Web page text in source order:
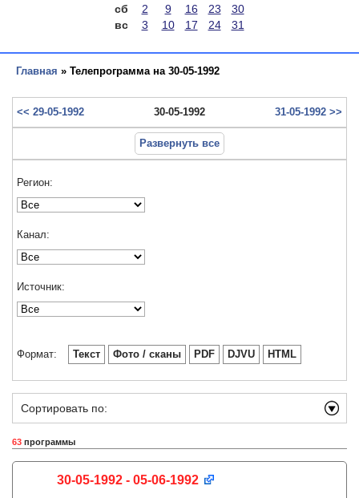
сб
2 9 16 23
30
вс
3 10 17 24 31
Главная » Телепрограмма на 30-05-1992
<< 29-05-1992 30-05-1992 31-05-1992 >>
Развернуть все
Регион:
Канал:
Источник:
Формат: Текст Фото / сканы PDF DJVU HTML
Сортировать по:
63 программы
30-05-1992 - 05-06-1992